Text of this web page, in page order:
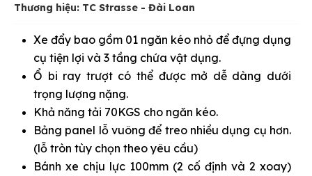
Thương hiệu: TC Strasse - Đài Loan
Xe đẩy bao gồm 01 ngăn kéo nhỏ để đựng dụng
cụ tiện lợi và 3 tầng chứa vật dụng.
Ổ bi ray trượt có thể được mở dễ dàng dưới
trọng lượng nặng.
Khả năng tải 70KGS cho ngăn kéo.
Bảng panel lỗ vuông để treo nhiều dụng cụ hơn.
(lỗ tròn tùy chọn theo yêu cầu)
Bánh xe chịu lực 100mm (2 cố định và 2 xoay)